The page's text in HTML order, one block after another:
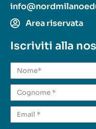
Area riservata
Iscriviti alla